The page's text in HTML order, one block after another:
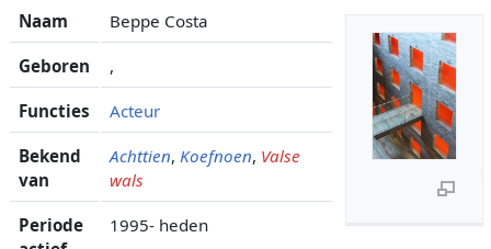
Naam Beppe Costa
Geboren ,
Functies Acteur
Bekend
van
Achttien, Koefnoen, Valse
wals
Periode
1995- heden